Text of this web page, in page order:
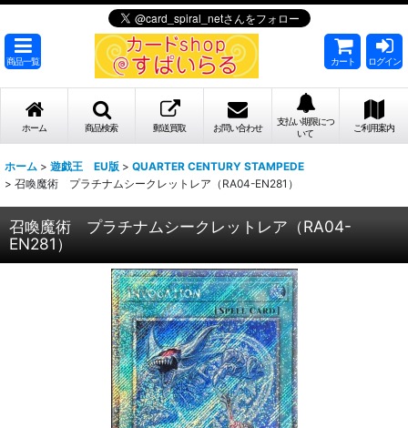
商品一覧 カート ログイン
ホーム 商品検索 郵送買取 お問い合わせ
支払い期限につ
いて
ご利用案内
ホーム > 遊戯王 EU版 > QUARTER CENTURY STAMPEDE
> 召喚魔術 プラチナムシークレットレア（RA04-EN281）
召喚魔術 プラチナムシークレットレア（RA04-
EN281）